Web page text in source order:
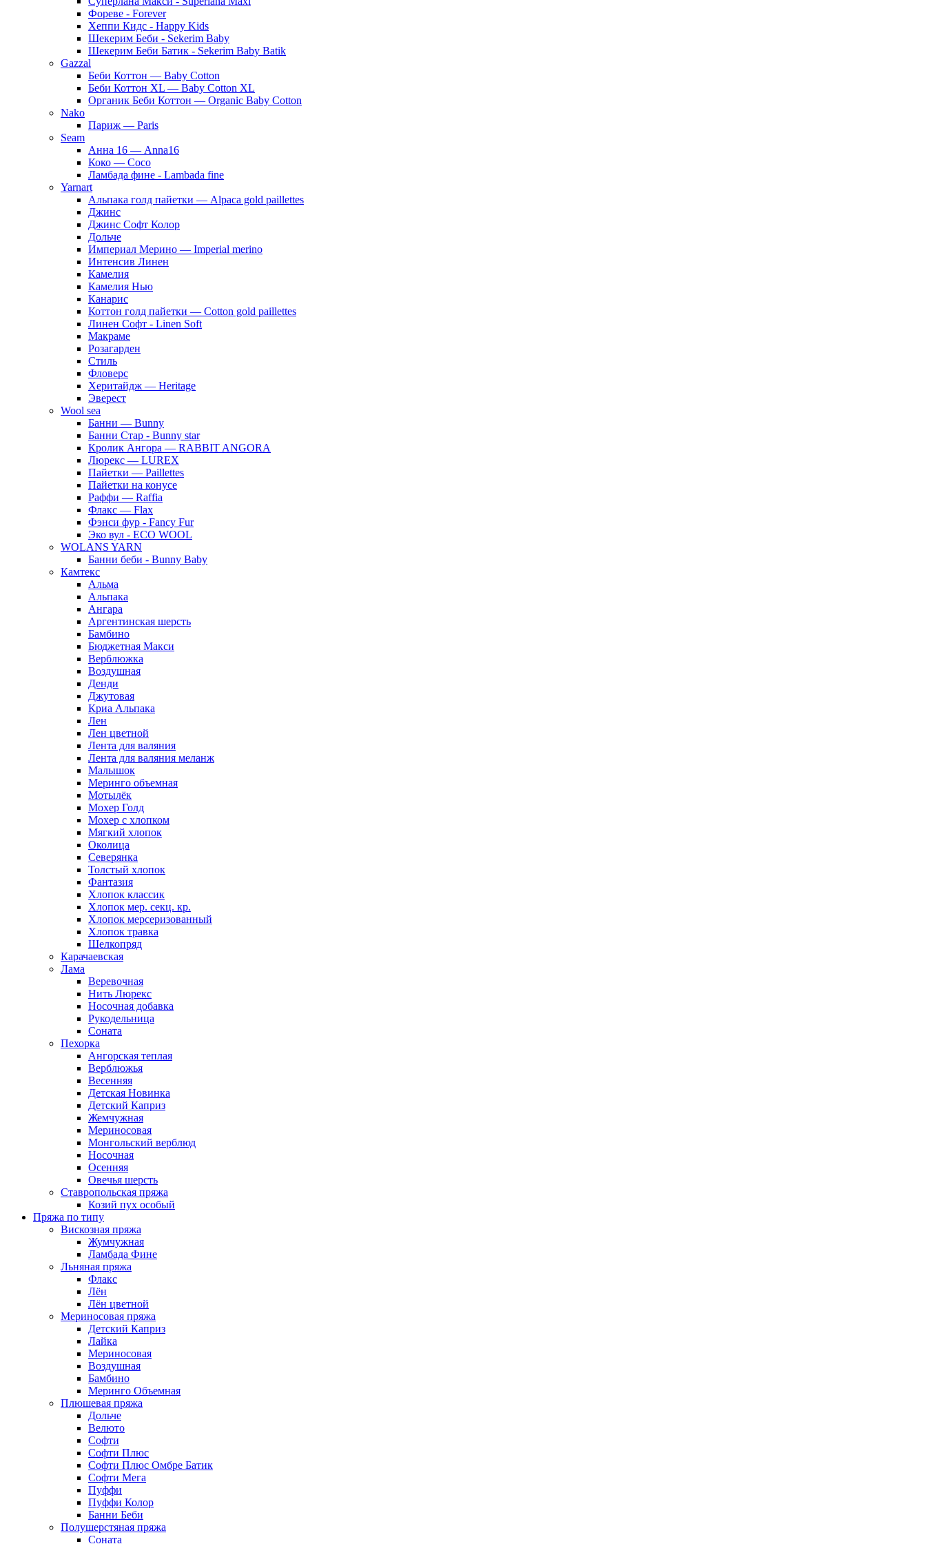
Фореве - Forever
Хеппи Кидс - Happy Kids
Шекерим Беби - Sekerim Baby
Шекерим Беби Батик - Sekerim Baby Batik
Gazzal
Беби Коттон — Baby Cotton
Беби Коттон XL — Baby Cotton XL
Органик Беби Коттон — Organic Baby Cotton
Nako
Париж — Paris
Seam
Анна 16 — Anna16
Коко — Coco
Ламбада фине - Lambada fine
Yarnart
Альпака голд пайетки — Alpaca gold paillettes
Джинс
Джинс Софт Колор
Дольче
Империал Мерино — Imperial merino
Интенсив Линен
Камелия
Камелия Нью
Канарис
Коттон голд пайетки — Cotton gold paillettes
Линен Софт - Linen Soft
Макраме
Розагарден
Стиль
Фловерс
Херитайдж — Heritage
Эверест
Wool sea
Банни — Bunny
Банни Стар - Bunny star
Кролик Ангора — RABBIT ANGORA
Люрекс — LUREX
Пайетки — Paillettes
Пайетки на конусе
Раффи — Raffia
Флакс — Flax
Фэнси фур - Fancy Fur
Эко вул - ECO WOOL
WOLANS YARN
Банни беби - Bunny Baby
Камтекс
Альма
Альпака
Ангара
Аргентинская шерсть
Бамбино
Бюджетная Макси
Верблюжка
Воздушная
Денди
Джутовая
Криа Альпака
Лен
Лен цветной
Лента для валяния
Лента для валяния меланж
Малышок
Меринго объемная
Мотылёк
Мохер Голд
Мохер с хлопком
Мягкий хлопок
Околица
Северянка
Толстый хлопок
Фантазия
Хлопок классик
Хлопок мер. секц. кр.
Хлопок мерсеризованный
Хлопок травка
Шелкопряд
Карачаевская
Лама
Веревочная
Нить Люрекс
Носочная добавка
Рукодельница
Соната
Пехорка
Ангорская теплая
Верблюжья
Весенняя
Детская Новинка
Детский Каприз
Жемчужная
Мериносовая
Монгольский верблюд
Носочная
Осенняя
Овечья шерсть
Ставропольская пряжа
Козий пух особый
Пряжа по типу
Вискозная пряжа
Жумчужная
Ламбада Фине
Льняная пряжа
Флакс
Лён
Лён цветной
Мериносовая пряжа
Детский Каприз
Лайка
Мериносовая
Воздушная
Бамбино
Меринго Объемная
Плюшевая пряжа
Дольче
Велюто
Софти
Софти Плюс
Софти Плюс Омбре Батик
Софти Мега
Пуффи
Пуффи Колор
Банни Беби
Полушерстяная пряжа
Соната